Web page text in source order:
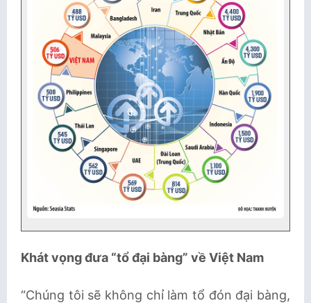
Khát vọng đưa “tổ đại bàng” về Việt Nam
“Chúng tôi sẽ không chỉ làm tổ đón đại bàng,